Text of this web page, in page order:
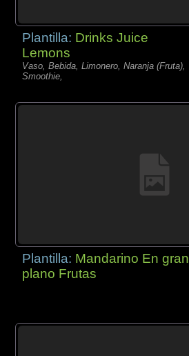
Plantilla: Drinks Juice
Lemons
Vaso, Bebida, Limonero, Naranja (Fruta),
Smoothie,
Plantilla: Mandarino En gran
plano Frutas